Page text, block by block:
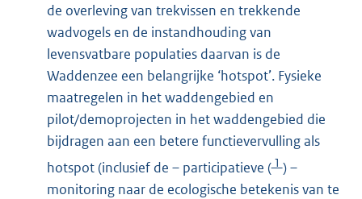
de overleving van trekvissen en trekkende
wadvogels en de instandhouding van
levensvatbare populaties daarvan is de
Waddenzee een belangrijke ‘hotspot’. Fysieke
maatregelen in het waddengebied en
pilot/demoprojecten in het waddengebied die
bijdragen aan een betere functievervulling als
hotspot (inclusief de – participatieve (1 ) –
monitoring naar de ecologische betekenis van te